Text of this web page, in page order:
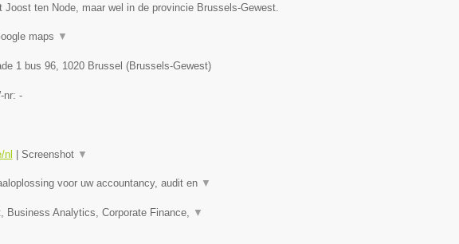
Joost ten Node, maar wel in de provincie Brussels-Gewest.
maps ▼
1 bus 96, 1020 Brussel (Brussels-Gewest)
nr: -
nl Screenshot ▼
voor uw accountancy, audit en ▼
Business Analytics, Corporate Finance, ▼